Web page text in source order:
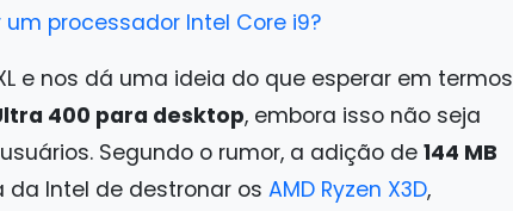
processador Intel Core i9?
e nos dá uma ideia do que esperar em termos
400 para desktop, embora isso não seja
Segundo o rumor, a adição de 144 MB
da Intel de destronar os AMD Ryzen X3D,